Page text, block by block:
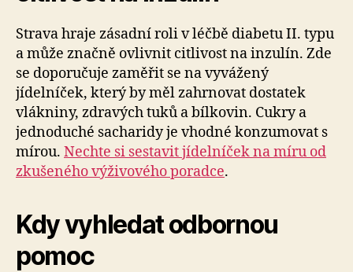
Strava hraje zásadní roli v léčbě diabetu II. typu
a může značně ovlivnit citlivost na inzulín. Zde
se doporučuje zaměřit se na vyvážený
jídelníček, který by měl zahrnovat dostatek
vlákniny, zdravých tuků a bílkovin. Cukry a
jednoduché sacharidy je vhodné konzumovat s
mírou. Nechte si sestavit jídelníček na míru od
zkušeného výživového poradce.
Kdy vyhledat odbornou
pomoc